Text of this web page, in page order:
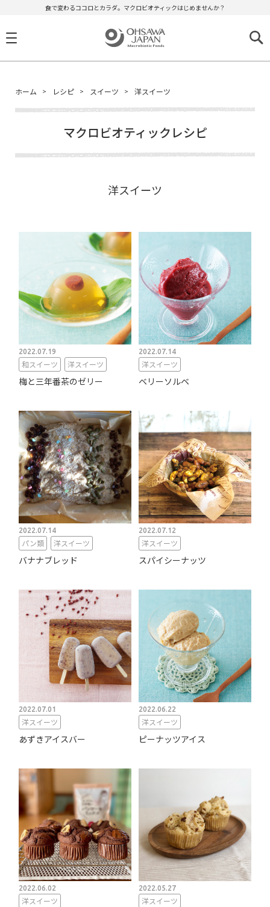
食で変わるココロとカラダ。マクロビオティックはじめませんか？
ホーム レシピ スイーツ 洋スイーツ
マクロビオティックレシピ
洋スイーツ
2022.07.19
和スイーツ 洋スイーツ
梅と三年番茶のゼリー
2022.07.14
洋スイーツ
ベリーソルベ
2022.07.14
パン類 洋スイーツ
バナナブレッド
2022.07.12
洋スイーツ
スパイシーナッツ
2022.07.01
洋スイーツ
あずきアイスバー
2022.06.22
洋スイーツ
ピーナッツアイス
2022.06.02
洋スイーツ
2022.05.27
洋スイーツ